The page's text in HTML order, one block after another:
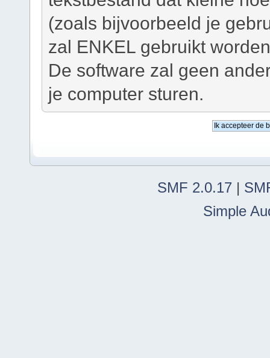
(zoals bijvoorbeeld je
zal ENKEL gebruikt
De software zal geen
je computer sturen.
SMF 2.0.17 |
Simple